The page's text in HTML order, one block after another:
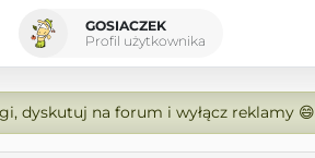
GOSIACZEK
Profil użytkownika
dyskutuj na forum i wyłącz reklamy 😄